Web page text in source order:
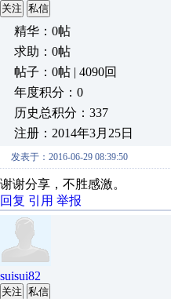
关注 私信
精华：0帖
求助：0帖
帖子：0帖 | 4090回
年度积分：0
历史总积分：337
注册：2014年3月25日
发表于：2016-06-29 08:39:50
谢谢分享，不胜感激。
回复 引用 举报
suisui82
关注 私信